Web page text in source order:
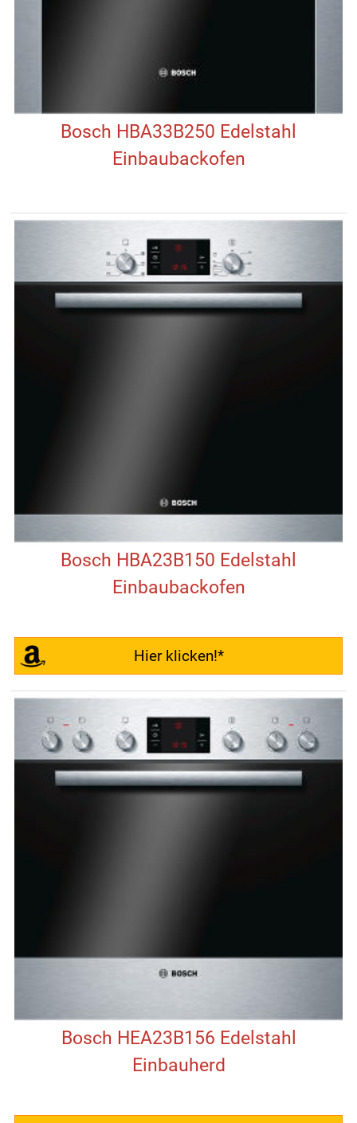
Bosch HBA33B250 Edelstahl
Einbaubackofen
Bosch HBA23B150 Edelstahl
Einbaubackofen
Hier klicken!*
Bosch HEA23B156 Edelstahl
Einbauherd